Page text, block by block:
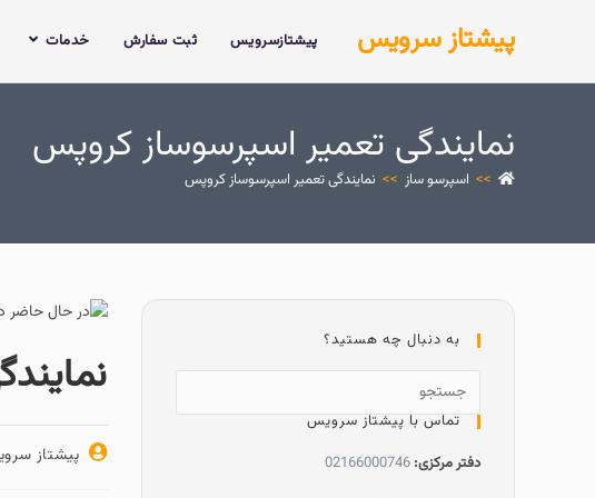
پیشتاز سرویس پیشتازسرویس ثبت سفارش خدمات
نمایندگی تعمیر اسپرسوساز کروپس
>> اسپرسو ساز >> نمایندگی تعمیر اسپرسوساز کروپس
پیشتاز
به دنبال چه هستید؟
تماس با پیشتاز سرویس
دفتر مرکزی: 02166000746